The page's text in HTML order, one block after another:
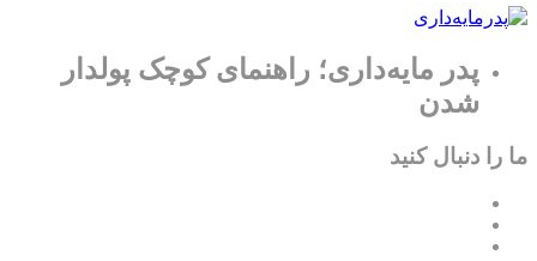
پدر مایه‌داری؛ راهنمای کوچک پولدار
شدن
ما را دنبال کنید